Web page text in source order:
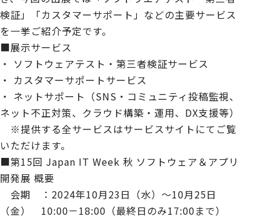
検証」「カスタマーサポート」などの主要サービス
を一挙ご紹介予定です。
■展示サービス
・ ソフトウェアテスト・第三者検証サービス
・ カスタマーサポートサービス
・ ネットサポート（SNS・コミュニティ投稿監視、
ネット不正対策、クラウド構築・運用、DX支援等）
※提供する全サービスはサービスサイト にてご覧
いただけます。
■第15回 Japan IT Week 秋 ソフトウェア＆アプリ
開発展 概要
会期 ：2024年10月23日（水）～10月25日
（金） 10:00－18:00（最終日のみ17:00まで）